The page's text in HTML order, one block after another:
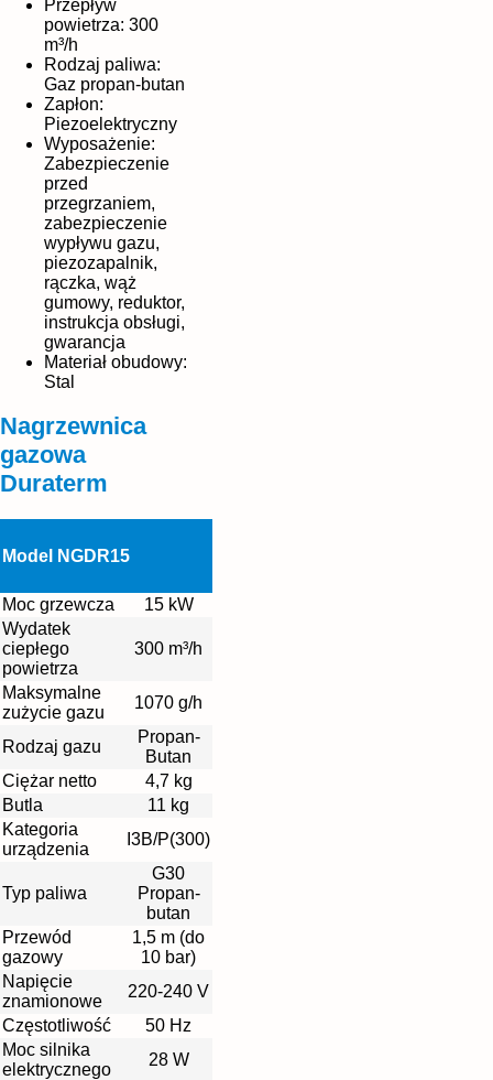
Przepływ
powietrza: 300
m³/h
Rodzaj paliwa:
Gaz propan-butan
Zapłon:
Piezoelektryczny
Wyposażenie:
Zabezpieczenie
przed
przegrzaniem,
zabezpieczenie
wypływu gazu,
piezozapalnik,
rączka, wąż
gumowy, reduktor,
instrukcja obsługi,
gwarancja
Materiał obudowy:
Stal
Nagrzewnica
gazowa
Duraterm
Model NGDR15
Moc grzewcza
15 kW
Wydatek
ciepłego
powietrza
300 m³/h
Maksymalne
zużycie gazu
1070 g/h
Rodzaj gazu
Propan-
Butan
Ciężar netto
4,7 kg
Butla
11 kg
Kategoria
urządzenia
I3B/P(300)
Typ paliwa
G30
Propan-
butan
Przewód
gazowy
1,5 m (do
10 bar)
Napięcie
znamionowe
220-240 V
Częstotliwość
50 Hz
Moc silnika
elektrycznego
28 W